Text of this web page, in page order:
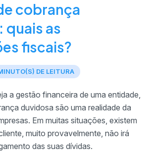
cobrança
quais as
fiscais?
DE LEITURA
a gestão financeira de uma entidade,
duvidosa são uma realidade da
Em muitas situações, existem
muito provavelmente, não irá
das suas dívidas.